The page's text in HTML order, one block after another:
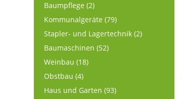
Baumpflege (2)
Kommunalgeräte (79)
Stapler- und Lagertechnik (2)
Baumaschinen (52)
Weinbau (18)
Obstbau (4)
Haus und Garten (93)